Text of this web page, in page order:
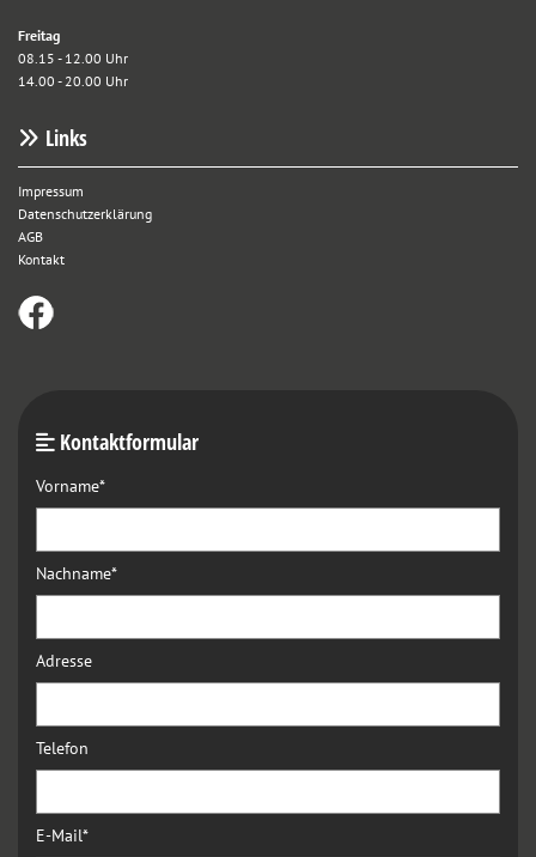
Freitag
08.15 - 12.00 Uhr
14.00 - 20.00 Uhr
 Links
Impressum
Datenschutzerklärung
AGB
Kontakt
 Kontaktformular
Vorname*
Nachname*
Adresse
Telefon
E-Mail*